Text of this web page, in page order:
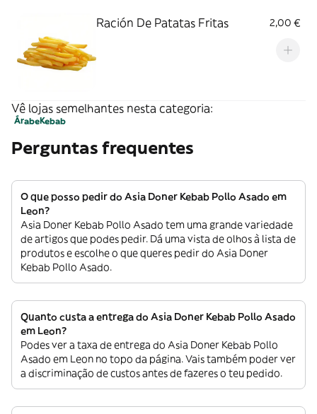
Ración De Patatas Fritas 2,00 €
Vê lojas semelhantes nesta categoria:
ÁrabeKebab
Perguntas frequentes
O que posso pedir do Asia Doner Kebab Pollo Asado em
Leon?
Asia Doner Kebab Pollo Asado tem uma grande variedade
de artigos que podes pedir. Dá uma vista de olhos à lista de
produtos e escolhe o que queres pedir do Asia Doner
Kebab Pollo Asado.
Quanto custa a entrega do Asia Doner Kebab Pollo Asado
em Leon?
Podes ver a taxa de entrega do Asia Doner Kebab Pollo
Asado em Leon no topo da página. Vais também poder ver
a discriminação de custos antes de fazeres o teu pedido.